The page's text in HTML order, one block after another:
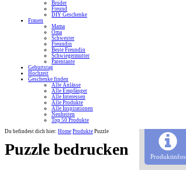
Bruder
Freund
DIY Geschenke
Frauen
Mama
Oma
Schwester
Freundin
Beste Freundin
Schwiegermutter
Patentante
Geburtstag
Hochzeit
Geschenke finden
Alle Anlässe
Alle Empfänger
Alle Interessen
Alle Produkte
Alle Inspirationen
Neuheiten
Top 50 Produkte
Du befindest dich hier: Home Produkte Puzzle
Puzzle bedrucken Produktinfos